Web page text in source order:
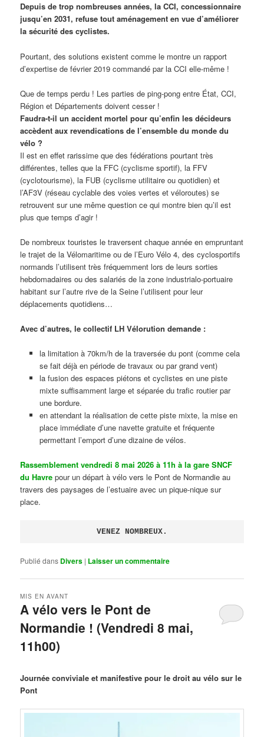
Depuis de trop nombreuses années, la CCI, concessionnaire
jusqu’en 2031, refuse tout aménagement en vue d’améliorer
la sécurité des cyclistes.
Pourtant, des solutions existent comme le montre un rapport
d’expertise de février 2019 commandé par la CCI elle-même !
Que de temps perdu ! Les parties de ping-pong entre État, CCI,
Région et Départements doivent cesser !
Faudra-t-il un accident mortel pour qu’enfin les décideurs
accèdent aux revendications de l’ensemble du monde du
vélo ?
Il est en effet rarissime que des fédérations pourtant très
différentes, telles que la FFC (cyclisme sportif), la FFV
(cyclotourisme), la FUB (cyclisme utilitaire ou quotidien) et
l’AF3V (réseau cyclable des voies vertes et véloroutes) se
retrouvent sur une même question ce qui montre bien qu’il est
plus que temps d’agir !
De nombreux touristes le traversent chaque année en empruntant
le trajet de la Vélomaritime ou de l’Euro Vélo 4, des cyclosportifs
normands l’utilisent très fréquemment lors de leurs sorties
hebdomadaires ou des salariés de la zone industrialo-portuaire
habitant sur l’autre rive de la Seine l’utilisent pour leur
déplacements quotidiens…
Avec d’autres, le collectif LH Vélorution demande :
la limitation à 70km/h de la traversée du pont (comme cela
se fait déjà en période de travaux ou par grand vent)
la fusion des espaces piétons et cyclistes en une piste
mixte suffisamment large et séparée du trafic routier par
une bordure.
en attendant la réalisation de cette piste mixte, la mise en
place immédiate d’une navette gratuite et fréquente
permettant l’emport d’une dizaine de vélos.
Rassemblement vendredi 8 mai 2026 à 11h à la gare SNCF
du Havre pour un départ à vélo vers le Pont de Normandie au
travers des paysages de l’estuaire avec un pique-nique sur
place.
VENEZ NOMBREUX.
Publié dans Divers | Laisser un commentaire
A vélo vers le Pont de
Normandie ! (Vendredi 8 mai,
11h00)
MIS EN AVANT
Journée conviviale et manifestive pour le droit au vélo sur le
Pont